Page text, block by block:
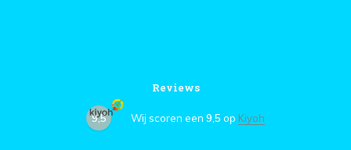
Reviews
9,5 Wij scoren een 9,5 op Kiyoh